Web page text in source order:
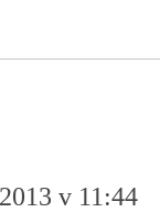
v 11:44